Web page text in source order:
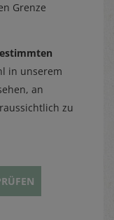
Grenze
in unserem
an
zu